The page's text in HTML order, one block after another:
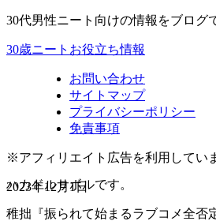
30代男性ニート向けの情報をブログ
30歳ニートお役立ち情報
お問い合わせ
サイトマップ
プライバシーポリシー
免責事項
※アフィリエイト広告を利用してい
2023年12月1日
ハカドルサボルです。
稚拙『振られて始まるラブコメ全否